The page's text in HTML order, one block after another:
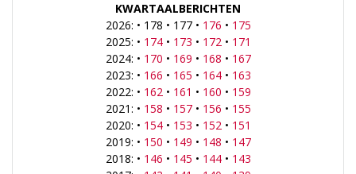
KWARTAALBERICHTEN
2026: • 178 • 177 • 176 • 175
2025: • 174• 173 • 172• 171
2024: • 170 • 169 • 168 • 167
2023: • 166 • 165 • 164• 163
2022: • 162• 161 • 160 • 159
2021: • 158 • 157• 156 • 155
2020: • 154• 153 • 152• 151
2019: • 150 • 149 • 148 • 147
2018: • 146 • 145 • 144• 143